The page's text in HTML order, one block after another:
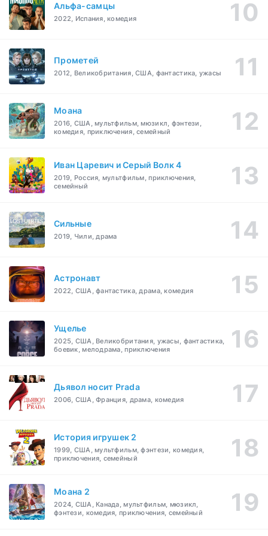
Альфа-самцы
2022, Испания, комедия
Прометей
2012, Великобритания, США, фантастика, ужасы
Моана
2016, США, мультфильм, мюзикл, фэнтези,
комедия, приключения, семейный
Иван Царевич и Серый Волк 4
2019, Россия, мультфильм, приключения,
семейный
Сильные
2019, Чили, драма
Астронавт
2022, США, фантастика, драма, комедия
Ущелье
2025, США, Великобритания, ужасы, фантастика,
боевик, мелодрама, приключения
Дьявол носит Prada
2006, США, Франция, драма, комедия
История игрушек 2
1999, США, мультфильм, фэнтези, комедия,
приключения, семейный
Моана 2
2024, США, Канада, мультфильм, мюзикл,
фэнтези, комедия, приключения, семейный